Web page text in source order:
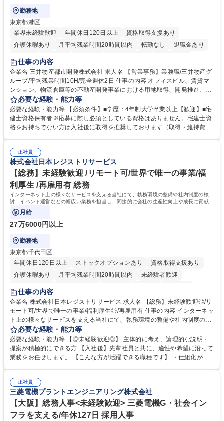
勤務地
東京都港区
業界未経験歓迎
年間休日120日以上
資格取得支援あり
介護休暇あり
月平均残業時間20時間以内 転勤なし
退職金あり
在宅OK
賞与あり
駅近5分以内
土日祝休み 寮・社宅あり
仕事の内容
企業名 三井物産都市開発株式会社 求人名 【営業事務】業務職/三井物産グ
ループ/平均残業時間10H/完全週休2日 仕事の内容 オフィスビル、賃貸マ
ンション、物流倉庫等の不動産開発事業における用地取得、開発推進、賃
貸運営、売却、仲介・活用提案等を行う営業部門において事務業務を担当
いただきます。 【詳細】・契約書管理、契約書製本、捺印対応、ファイリ
ング、登記簿取得、調書取得・支払業務（各種費用支払、支払管理、請
求・支払データ登録、取引先マスター申請対応）・予算作成及び予実管
の他に担当頂く業務が発生する場合があります。 募集職種 【営業事務】
業務職/三井物産グループ/平均残業時間10H/完全週休2日
必要な経験・能力等
必要な経験・能力等 【必須条件】■学歴：4年制大学卒業以上【歓迎】■宅
建士資格保有者※応募に際し必須としている資格はありません。宅建士資
格をお持ちでない方は入社後に取得を推奨しております（取得・維持費用
ション力がある方。 ・チャレンジを厭わず、粘り強く業務に取り組める
方。多様な関係者と謙虚に信頼関係を構築でき、期限を意識したスケジュ
ール管理が出来る方。※将来的に他部署（営業部門、コーポレート部門）
へのジョブローテーションの可能性があります。 学歴・資格 学歴：大学
院 大学 語学力： 資格：宅地建物取引士
正社員
株式会社日本レジストリサービス
【総務】未経験歓迎 /リモート可/世界で唯一の事業/福
利厚生 /再雇用有 総務
インターネット上の様々なサービスを支える当社にて、執務環境の整備や社内制度の検
討、イベント運営などの幅広い業務を担当し、間接的に会社の生産性向上や成長に貢献し
ている部署です。
月給
27万6000円以上
勤務地
東京都千代田区
年間休日120日以上
ストックオプションあり
資格取得支援あり
介護休暇あり
月平均残業時間20時間以内
未経験者歓迎
住宅手当あり
完全週休2日制
交通費支給 駅近5分以内 土日祝休み 服装自由
仕事の内容
企業名 株式会社日本レジストリサービス 求人名 【総務】未経験歓迎◎/リ
モート可/世界で唯一の事業/福利厚生◎/再雇用有 仕事の内容 インターネッ
ト上の様々なサービスを支える当社にて、執務環境の整備や社内制度の検
討、イベント運営などの幅広い業務を担当し、間接的に会社の生産性向上
や成長に貢献している部署です。 会社の全メンバーが安心して長く成果を
発揮できる環境を整えるために、毎日のメンテナンスや維持管理に加え、
新たな施策検討を積極的に行っていただき、会社全体を巻き込み課題解決
幅広い業務の体得が可能で、多様なキャリアパスを描くことも可能です。
募集職種 【総務】未経験歓迎◎/リモート可/世界で唯一の事業/福利厚生◎/
再雇用有
必要な経験・能力等
必要な経験・能力等 【◎未経験歓迎◎】 主体的に考え、論理的な説明・
提案が積極的にできる方 【入社後】先輩社員と共に、適性や希望に沿って
業務をお任せします。 【こんな方が活躍できる職種です】 ・仕組化が好
対処できる・新しいことに興味関心がある 【魅力】■自己啓発支援：資格
取得や通信教育など費用の80%（年間25万円まで）を補助 ■住宅手当：家
賃の50%（月額7万円まで）を補助 学歴・資格 学歴：大学院 大学 語学
力： 資格：
正社員
三菱電機プラントエンジニアリング株式会社
【大阪】総務人事<未経験歓迎> 三菱電機G・社会イン
フラを支える/年休127日 採用人事